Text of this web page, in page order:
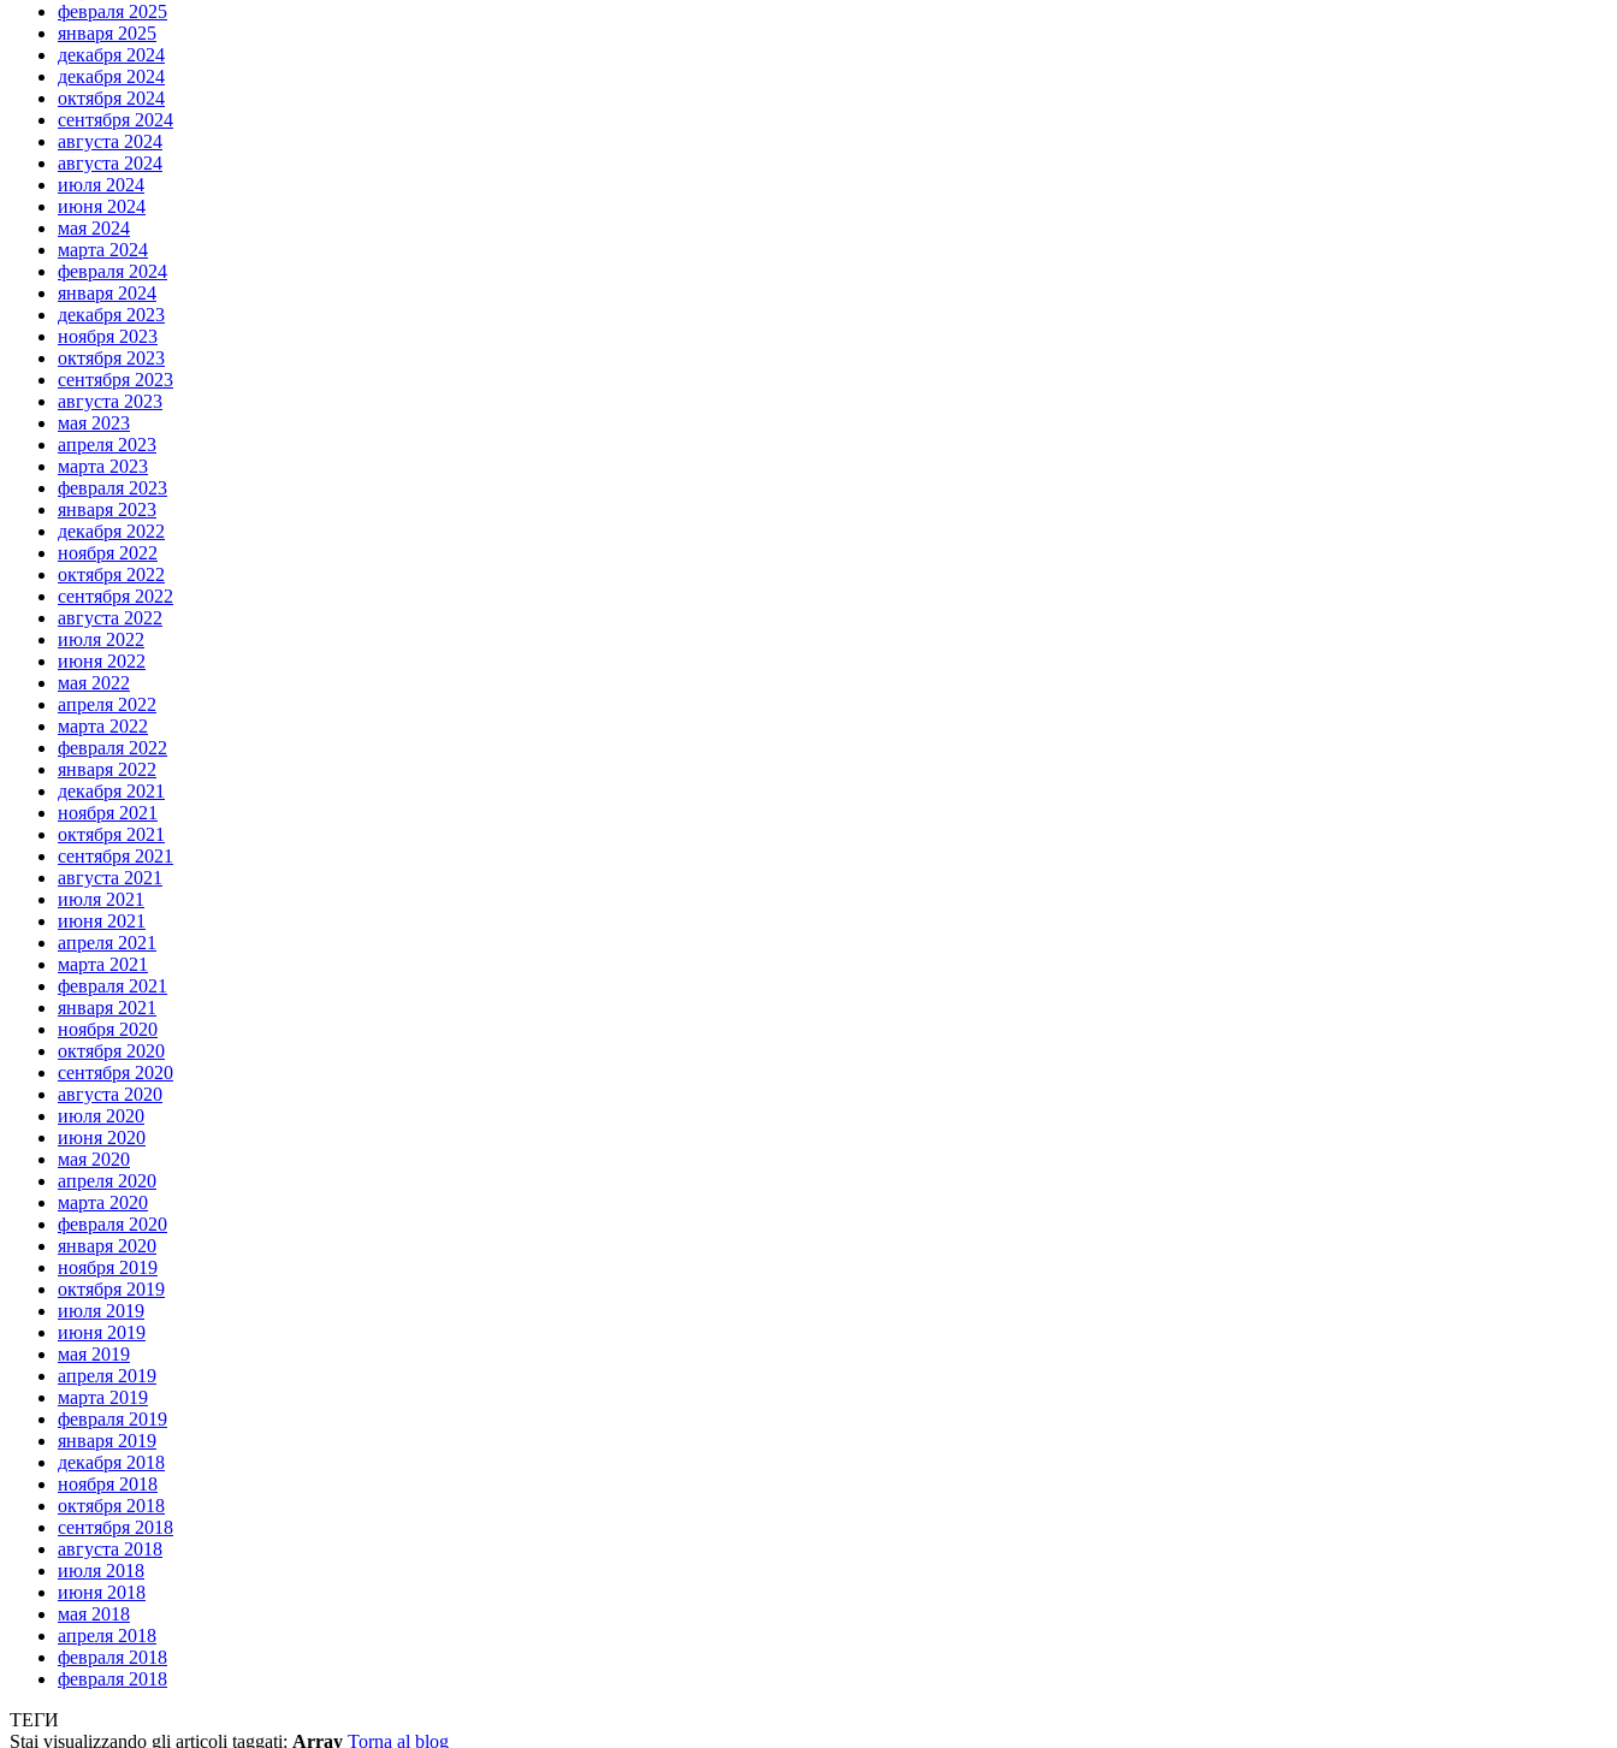
февраля 2025
января 2025
декабря 2024
декабря 2024
октября 2024
сентября 2024
августа 2024
августа 2024
июля 2024
июня 2024
мая 2024
марта 2024
февраля 2024
января 2024
декабря 2023
ноября 2023
октября 2023
сентября 2023
августа 2023
мая 2023
апреля 2023
марта 2023
февраля 2023
января 2023
декабря 2022
ноября 2022
октября 2022
сентября 2022
августа 2022
июля 2022
июня 2022
мая 2022
апреля 2022
марта 2022
февраля 2022
января 2022
декабря 2021
ноября 2021
октября 2021
сентября 2021
августа 2021
июля 2021
июня 2021
апреля 2021
марта 2021
февраля 2021
января 2021
ноября 2020
октября 2020
сентября 2020
августа 2020
июля 2020
июня 2020
мая 2020
апреля 2020
марта 2020
февраля 2020
января 2020
ноября 2019
октября 2019
июля 2019
июня 2019
мая 2019
апреля 2019
марта 2019
февраля 2019
января 2019
декабря 2018
ноября 2018
октября 2018
сентября 2018
августа 2018
июля 2018
июня 2018
мая 2018
апреля 2018
февраля 2018
февраля 2018
ТЕГИ
Stai visualizzando gli articoli taggati: Array Torna al blog